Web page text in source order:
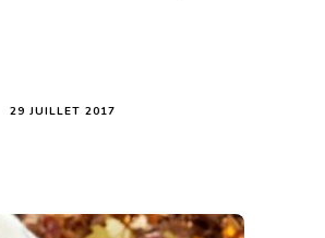
29 JUILLET 2017